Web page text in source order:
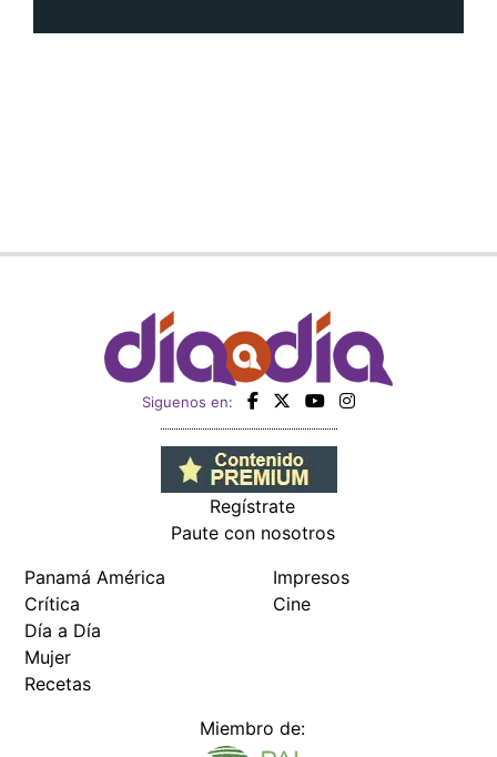
Siguenos en:
Regístrate
Paute con nosotros
Panamá América
Crítica
Día a Día
Mujer
Recetas
Impresos
Cine
Miembro de: